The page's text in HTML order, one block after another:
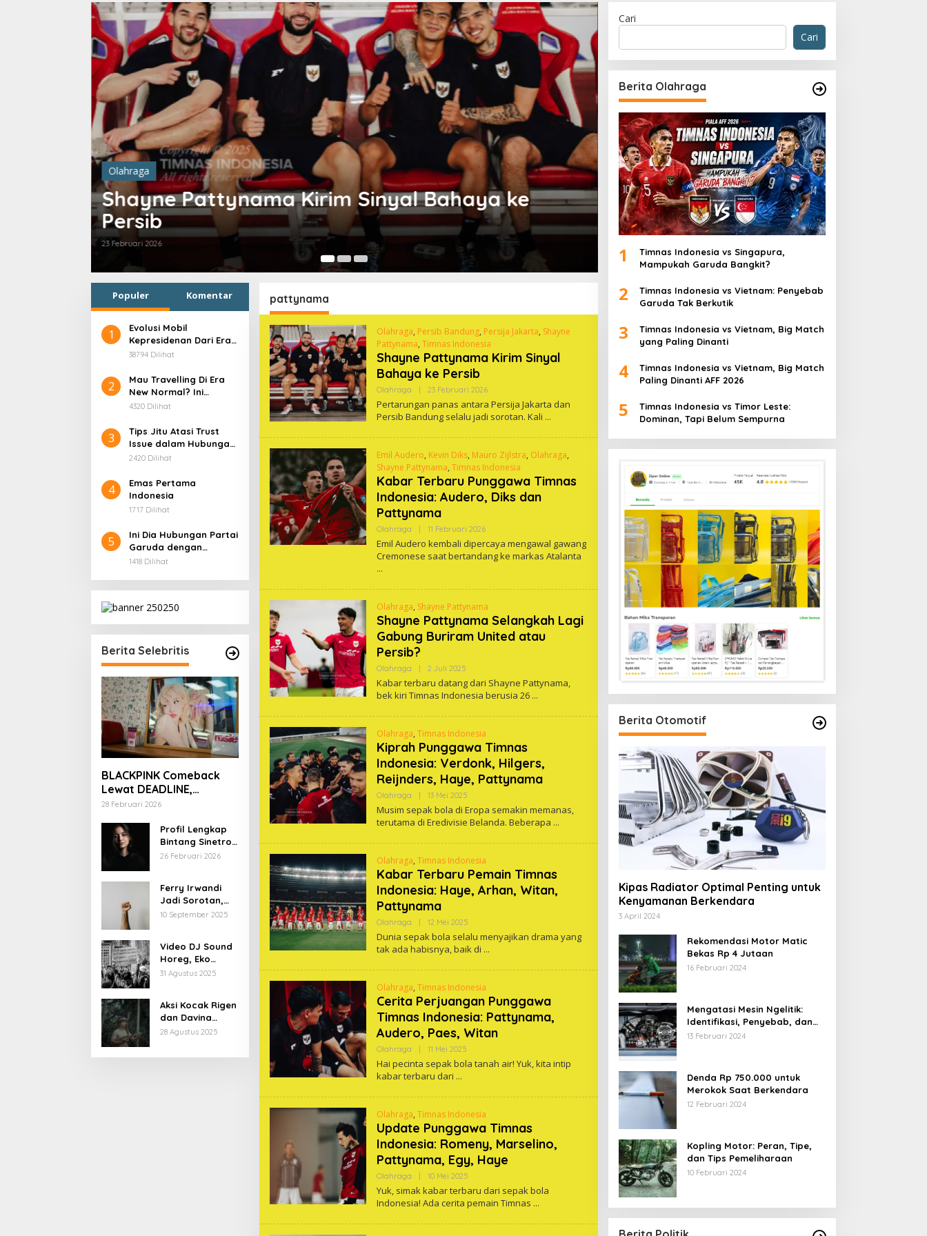
Olahraga
Kabar Terbaru Punggawa Timnas Indonesia:
Audero, Diks dan Pattynama
11 Februari 2026
Olahraga
Shayne Pattynama Selangkah
Buriram United atau Persib?
Populer Komentar
1
Evolusi Mobil
Kepresidenan Dari Era
Soekarno
38794 Dilihat
2
Mau Travelling Di Era
New Normal? Ini
Beberapa Hal Yang
Persiapkan!
4320 Dilihat
3
Tips Jitu Atasi Trust
Issue dalam Hubungan,
Dijamin Ampuh!
2420 Dilihat
4
Emas Pertama
Indonesia
1717 Dilihat
5
Ini Dia Hubungan Partai
Garuda dengan
Gerindra
1418 Dilihat
Berita Selebritis
BLACKPINK Comeback
Lewat DEADLINE,
YouTube Tembus 100
28 Februari 2026
Profil Lengkap
Bintang Sinetron
Mencintai Ipar
26 Februari 2026
Ferry Irwandi
Jadi Sorotan,
Begini Latar
10 September 2025
Video DJ Sound
Horeg, Eko
Patrio Buka
31 Agustus 2025
Aksi Kocak Rigen
dan Davina
Karamoy di Film
28 Agustus 2025
pattynama
Olahraga, Persib Bandung, Persija Jakarta, Shayne
Pattynama, Timnas Indonesia
Shayne Pattynama Kirim Sinyal
Bahaya ke Persib
Olahraga | 23 Februari 2026Oleh
Pertarungan panas antara Persija Jakarta dan
Persib Bandung selalu jadi sorotan. Kali
Emil Audero, Kevin Diks, Mauro Zijlstra, Olahraga,
Shayne Pattynama, Timnas Indonesia
Kabar Terbaru Punggawa Timnas
Indonesia: Audero, Diks dan
Pattynama
Olahraga | 11 Februari 2026Oleh
Emil Audero kembali dipercaya mengawal gawang
Cremonese saat bertandang ke markas Atalanta
Olahraga, Shayne Pattynama
Shayne Pattynama Selangkah Lagi
Gabung Buriram United atau
Persib?
Olahraga | 2 Juli 2025Oleh
Kabar terbaru datang dari Shayne Pattynama,
bek kiri Timnas Indonesia berusia 26
Olahraga, Timnas Indonesia
Kiprah Punggawa Timnas
Indonesia: Verdonk, Hilgers,
Reijnders, Haye, Pattynama
Olahraga | 13 Mei 2025Oleh
Musim sepak bola di Eropa semakin memanas,
terutama di Eredivisie Belanda. Beberapa
Olahraga, Timnas Indonesia
Kabar Terbaru Pemain Timnas
Indonesia: Haye, Arhan, Witan,
Pattynama
Olahraga | 12 Mei 2025Oleh
Dunia sepak bola selalu menyajikan drama yang
tak ada habisnya, baik di
Olahraga, Timnas Indonesia
Cerita Perjuangan Punggawa
Timnas Indonesia: Pattynama,
Audero, Paes, Witan
Olahraga | 11 Mei 2025Oleh
Hai pecinta sepak bola tanah air! Yuk, kita intip
kabar terbaru dari
Olahraga, Timnas Indonesia
Update Punggawa Timnas
Indonesia: Romeny, Marselino,
Pattynama, Egy, Haye
Olahraga | 10 Mei 2025Oleh
Yuk, simak kabar terbaru dari sepak bola
Indonesia! Ada cerita pemain Timnas
Cari
Cari
Berita Olahraga
1
Timnas Indonesia vs Singapura,
Mampukah Garuda Bangkit?
2
Timnas Indonesia vs Vietnam: Penyebab
Garuda Tak Berkutik
3
Timnas Indonesia vs Vietnam, Big Match
yang Paling Dinanti
4
Timnas Indonesia vs Vietnam, Big Match
Paling Dinanti AFF 2026
5
Timnas Indonesia vs Timor Leste:
Dominan, Tapi Belum Sempurna
Berita Otomotif
Kipas Radiator Optimal Penting untuk
Kenyamanan Berkendara
3 April 2024
Rekomendasi Motor Matic
Bekas Rp 4 Jutaan
16 Februari 2024
Mengatasi Mesin Ngelitik:
Identifikasi, Penyebab, dan
Solusi
13 Februari 2024
Denda Rp 750.000 untuk
Merokok Saat Berkendara
12 Februari 2024
Kopling Motor: Peran, Tipe,
dan Tips Pemeliharaan
10 Februari 2024